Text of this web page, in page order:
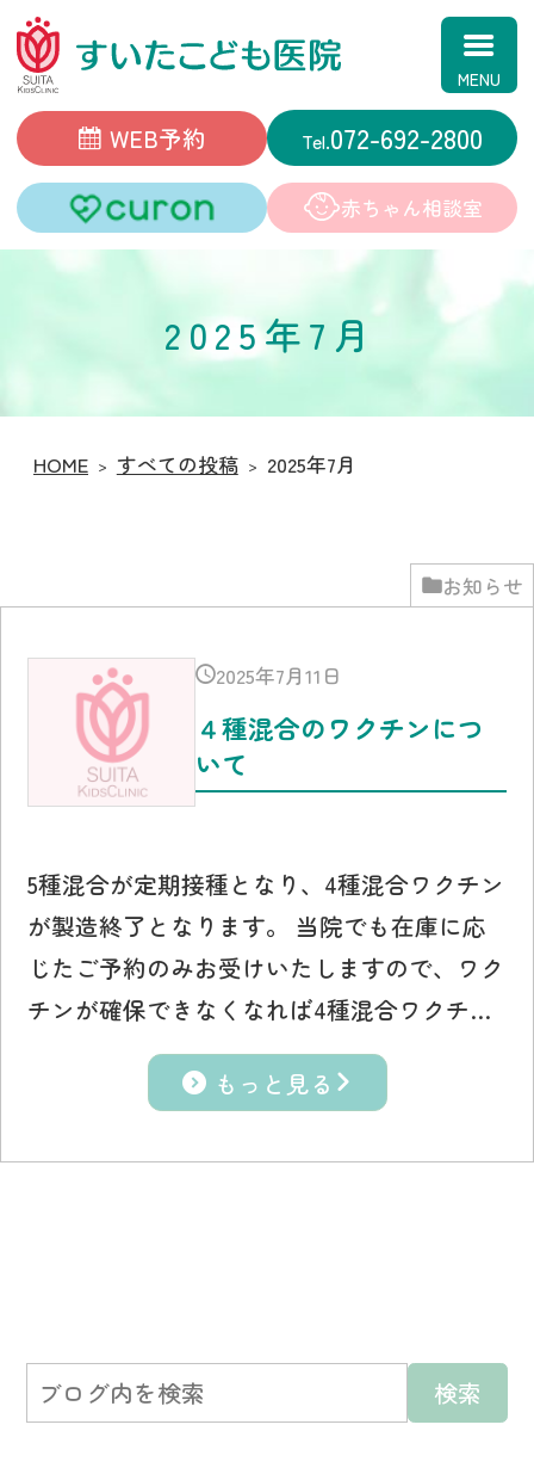
すいたこども医院
WEB予約 072-692-2800
赤ちゃん相談室
2025年7月
HOME すべての投稿 2025年7月
お知らせ
2025年7月11日
４種混合のワクチンにつ
いて
5種混合が定期接種となり、4種混合ワクチン
が製造終了となります。 当院でも在庫に応
じたご予約のみお受けいたしますので、ワク
チンが確保できなくなれば4種混合ワクチ…
もっと見る